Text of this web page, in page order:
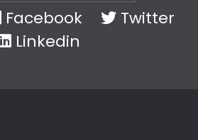
Facebook
Twitter
Linkedin